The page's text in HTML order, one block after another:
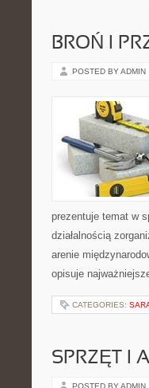
BROŃ I
POSTED BY ADMIN
prezentuje temat w
działalnością
arenie
opisuje
CATEGORIES:
SPRZĘT I
POSTED BY ADMIN